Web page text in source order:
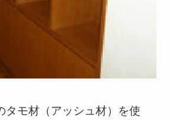
タモ材（アッシュ材）を使